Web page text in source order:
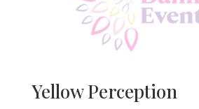
Yellow Perception